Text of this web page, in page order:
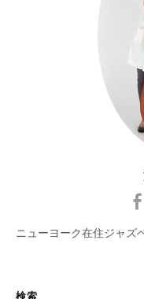
ニューヨーク在住ジャズ
検索